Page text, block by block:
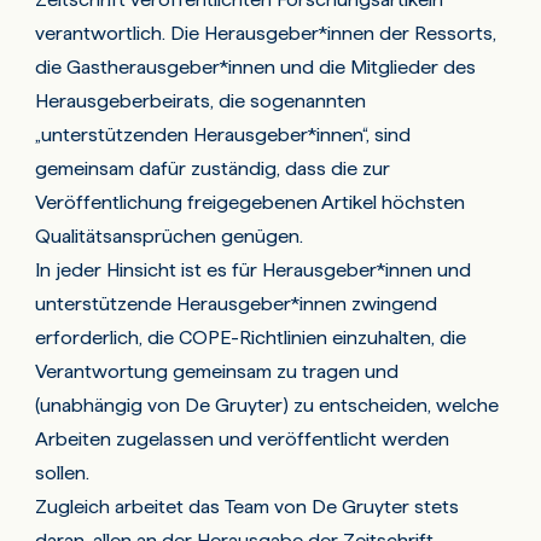
verantwortlich. Die Herausgeber*innen der Ressorts,
die Gastherausgeber*innen und die Mitglieder des
Herausgeberbeirats, die sogenannten
„unterstützenden Herausgeber*innen“, sind
gemeinsam dafür zuständig, dass die zur
Veröffentlichung freigegebenen Artikel höchsten
Qualitätsansprüchen genügen.
In jeder Hinsicht ist es für Herausgeber*innen und
unterstützende Herausgeber*innen zwingend
erforderlich, die COPE-Richtlinien einzuhalten, die
Verantwortung gemeinsam zu tragen und
(unabhängig von De Gruyter) zu entscheiden, welche
Arbeiten zugelassen und veröffentlicht werden
sollen.
Zugleich arbeitet das Team von De Gruyter stets